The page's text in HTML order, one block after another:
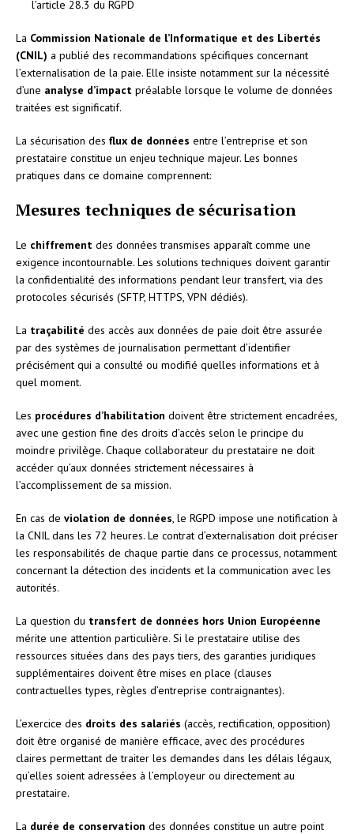
l’article 28.3 du RGPD
La Commission Nationale de l’Informatique et des Libertés
(CNIL) a publié des recommandations spécifiques concernant
l’externalisation de la paie. Elle insiste notamment sur la nécessité
d’une analyse d’impact préalable lorsque le volume de données
traitées est significatif.
La sécurisation des flux de données entre l’entreprise et son
prestataire constitue un enjeu technique majeur. Les bonnes
pratiques dans ce domaine comprennent:
Mesures techniques de sécurisation
Le chiffrement des données transmises apparaît comme une
exigence incontournable. Les solutions techniques doivent garantir
la confidentialité des informations pendant leur transfert, via des
protocoles sécurisés (SFTP, HTTPS, VPN dédiés).
La traçabilité des accès aux données de paie doit être assurée
par des systèmes de journalisation permettant d’identifier
précisément qui a consulté ou modifié quelles informations et à
quel moment.
Les procédures d’habilitation doivent être strictement encadrées,
avec une gestion fine des droits d’accès selon le principe du
moindre privilège. Chaque collaborateur du prestataire ne doit
accéder qu’aux données strictement nécessaires à
l’accomplissement de sa mission.
En cas de violation de données, le RGPD impose une notification à
la CNIL dans les 72 heures. Le contrat d’externalisation doit préciser
les responsabilités de chaque partie dans ce processus, notamment
concernant la détection des incidents et la communication avec les
autorités.
La question du transfert de données hors Union Européenne
mérite une attention particulière. Si le prestataire utilise des
ressources situées dans des pays tiers, des garanties juridiques
supplémentaires doivent être mises en place (clauses
contractuelles types, règles d’entreprise contraignantes).
L’exercice des droits des salariés (accès, rectification, opposition)
doit être organisé de manière efficace, avec des procédures
claires permettant de traiter les demandes dans les délais légaux,
qu’elles soient adressées à l’employeur ou directement au
prestataire.
La durée de conservation des données constitue un autre point